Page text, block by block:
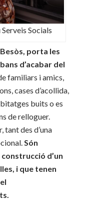
Socials
porta les
d’acabar del
familiars i amics,
cases d’acollida,
buits o es
de relloguer.
tant des d’una
Són
d’un
i que tenen